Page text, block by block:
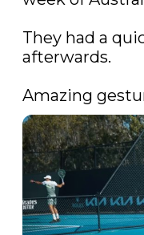
They had a
afterwards.
Amazing